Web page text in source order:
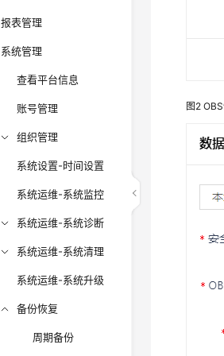
报表管理
系统管理
查看平台信息
账号管理
组织管理
系统设置-时间设置
系统运维-系统监控
系统运维-系统诊断
系统运维-系统清理
系统运维-系统升级
备份恢复
周期备份
图2